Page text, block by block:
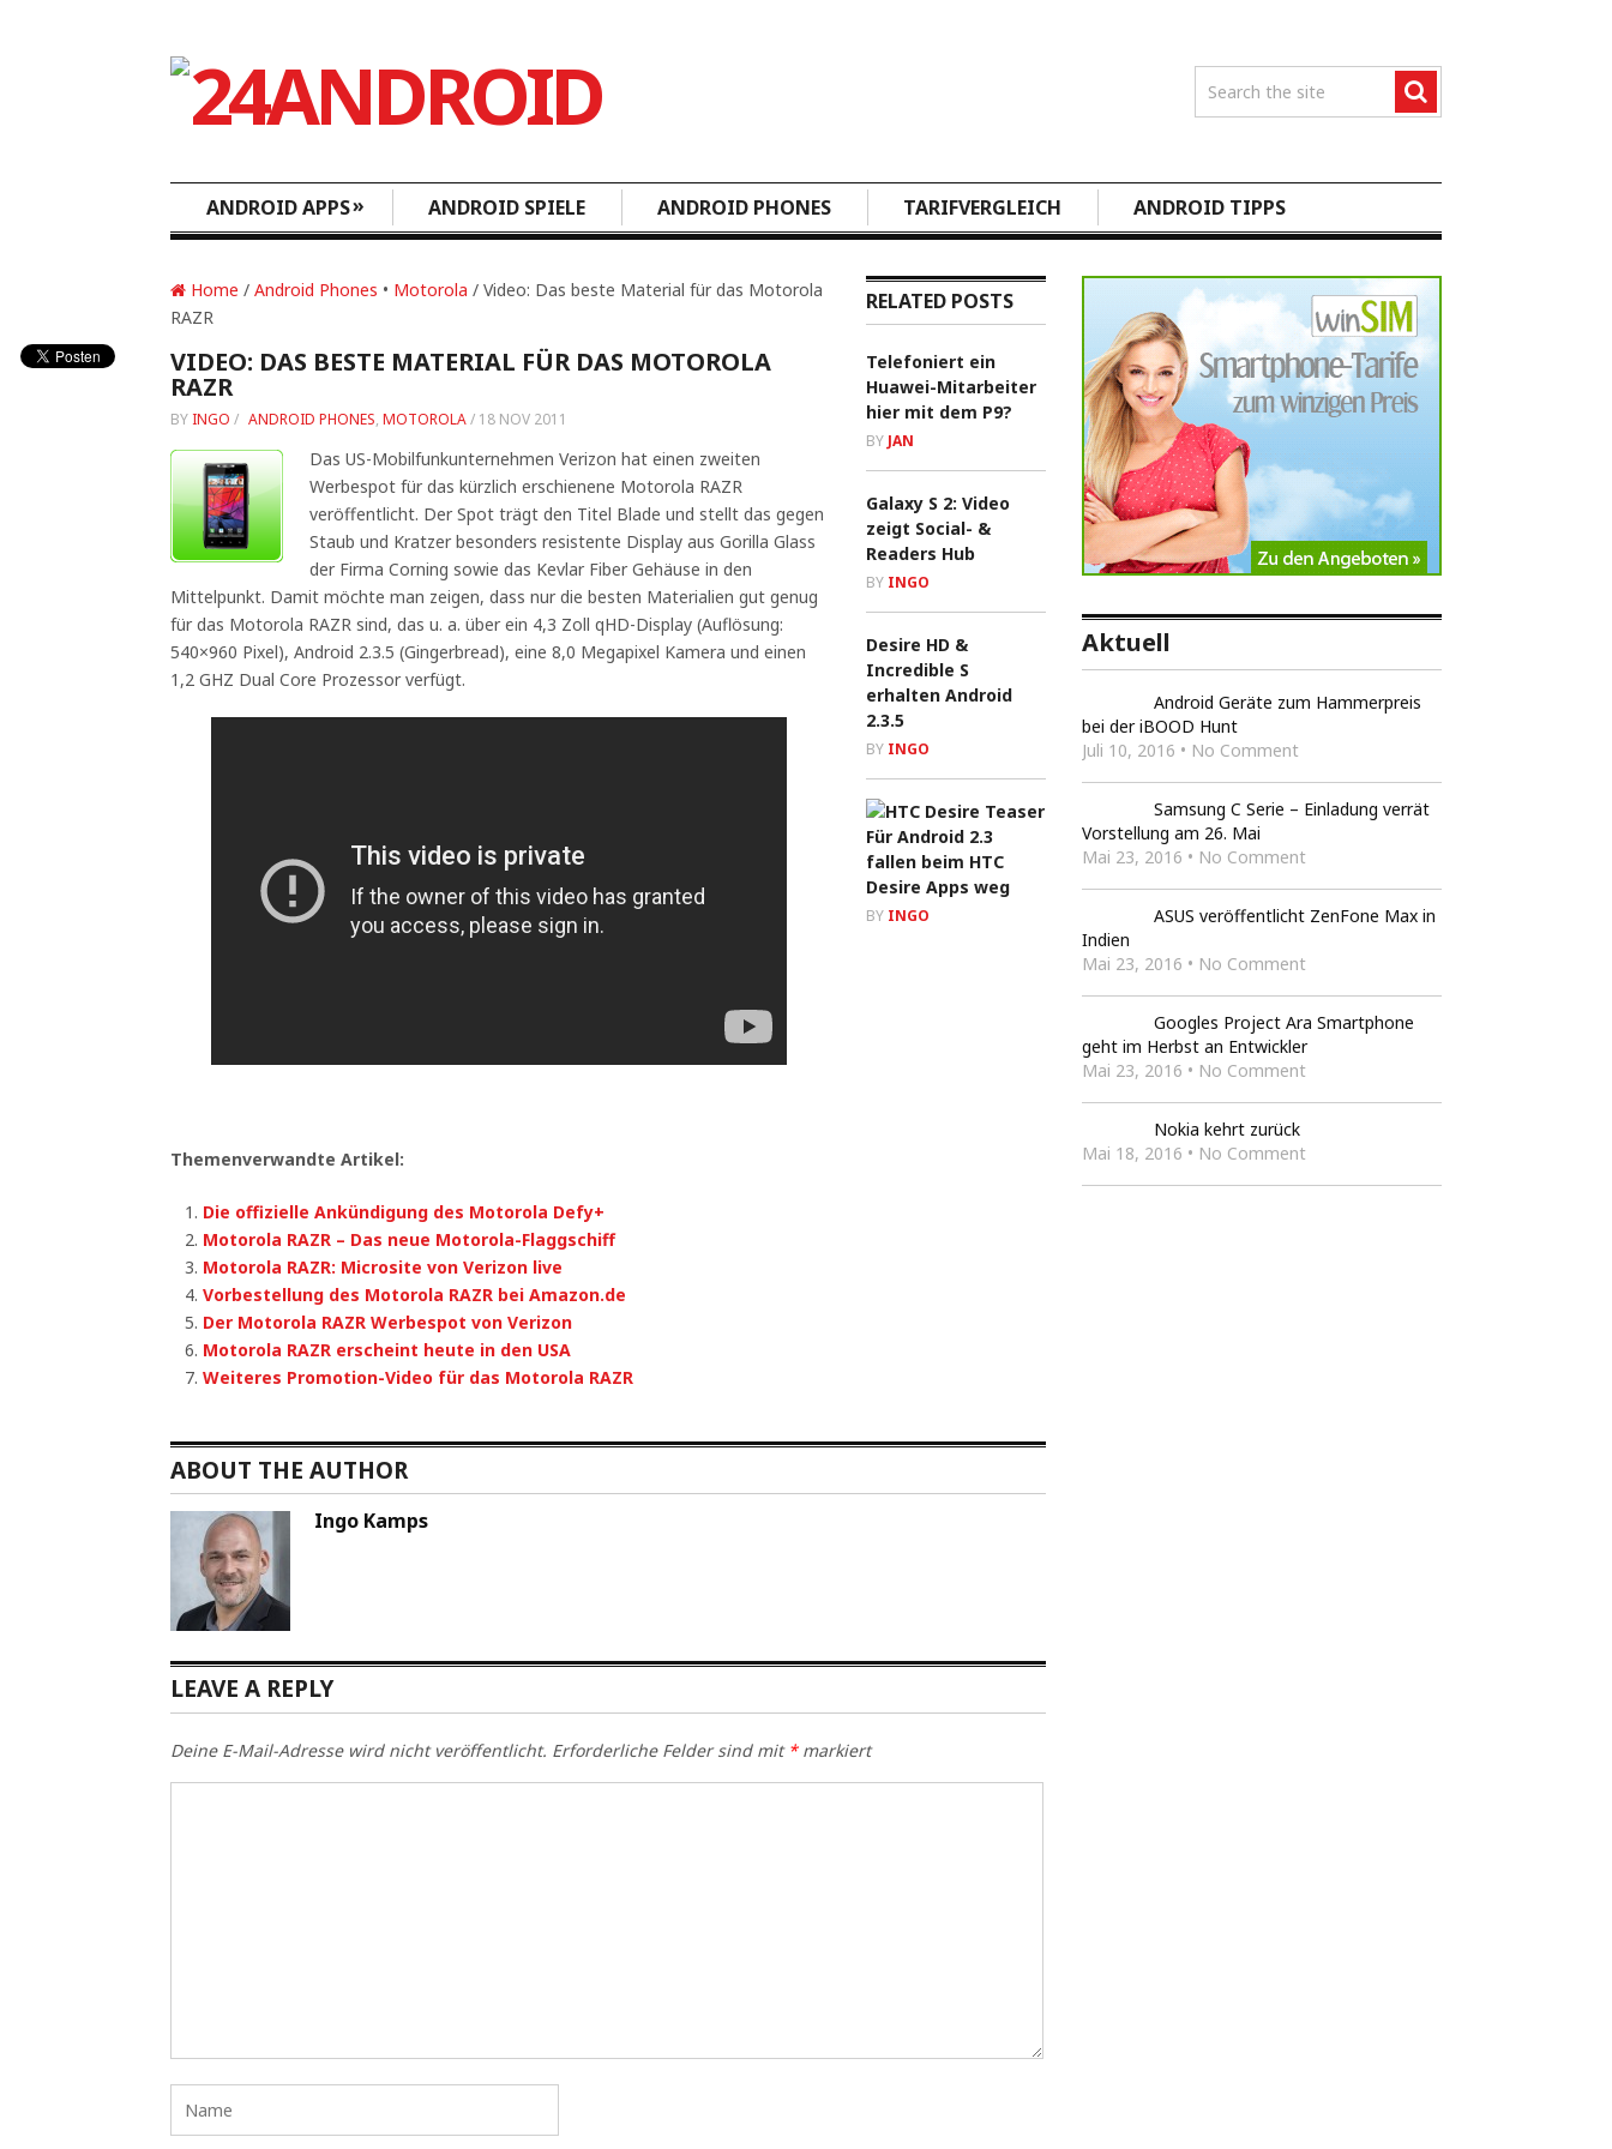
ANDROID APPS» ANDROID SPIELE ANDROID PHONES TARIFVERGLEICH ANDROID TIPPS
Home / Android Phones • Motorola / Video: Das beste Material für das Motorola
RAZR
VIDEO: DAS BESTE MATERIAL FÜR DAS MOTOROLA
RAZR
BY INGO / ANDROID PHONES, MOTOROLA/ 18 NOV 2011
Das US-Mobilfunkunternehmen Verizon hat einen zweiten
Werbespot für das kürzlich erschienene Motorola RAZR
veröffentlicht. Der Spot trägt den Titel Blade und stellt das gegen
Staub und Kratzer besonders resistente Display aus Gorilla Glass
der Firma Corning sowie das Kevlar Fiber Gehäuse in den
Mittelpunkt. Damit möchte man zeigen, dass nur die besten Materialien gut genug
für das Motorola RAZR sind, das u. a. über ein 4,3 Zoll qHD-Display (Auflösung:
540×960 Pixel), Android 2.3.5 (Gingerbread), eine 8,0 Megapixel Kamera und einen
1,2 GHZ Dual Core Prozessor verfügt.
Themenverwandte Artikel:
Die offizielle Ankündigung des Motorola Defy+
Motorola RAZR – Das neue Motorola-Flaggschiff
Motorola RAZR: Microsite von Verizon live
Vorbestellung des Motorola RAZR bei Amazon.de
Der Motorola RAZR Werbespot von Verizon
Motorola RAZR erscheint heute in den USA
Weiteres Promotion-Video für das Motorola RAZR
RELATED POSTS
Telefoniert ein
Huawei-Mitarbeiter
hier mit dem P9?
BY JAN
Galaxy S 2: Video
zeigt Social- &
Readers Hub
BY INGO
Desire HD &
Incredible S
erhalten Android
2.3.5
BY INGO
Für Android 2.3
fallen beim HTC
Desire Apps weg
BY INGO
ABOUT THE AUTHOR
Ingo Kamps
LEAVE A REPLY
Deine E-Mail-Adresse wird nicht veröffentlicht. Erforderliche Felder sind mit *markiert
Aktuell
Android Geräte zum Hammerpreis
bei der iBOOD Hunt
Juli 10, 2016 • No Comment
Samsung C Serie – Einladung verrät
Vorstellung am 26. Mai
Mai 23, 2016 • No Comment
ASUS veröffentlicht ZenFone Max in
Indien
Mai 23, 2016 • No Comment
Googles Project Ara Smartphone
geht im Herbst an Entwickler
Mai 23, 2016 • No Comment
Nokia kehrt zurück
Mai 18, 2016 • No Comment